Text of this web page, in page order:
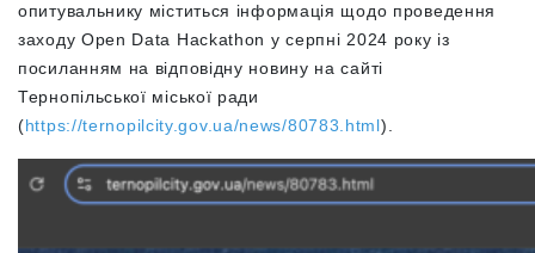
опитувальнику міститься інформація щодо проведення
заходу Open Data Hackathon у серпні 2024 року із
посиланням на відповідну новину на сайті
Тернопільської міської ради
(https://ternopilcity.gov.ua/news/80783.html).